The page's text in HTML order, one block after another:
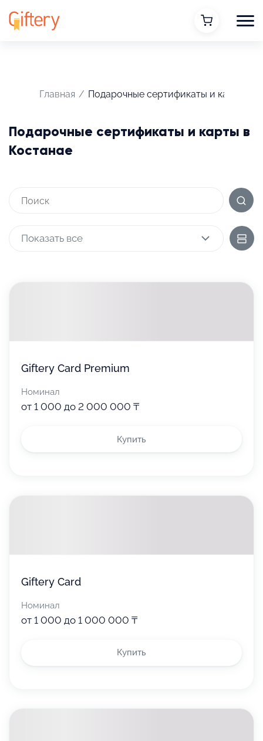
Главная / Подарочные сертификаты и карты
Подарочные сертификаты и карты в
Костанае
Показать все
Giftery Card Premium
Номинал
от 1 000 до 2 000 000 ₸
Купить
Giftery Card
Номинал
от 1 000 до 1 000 000 ₸
Купить